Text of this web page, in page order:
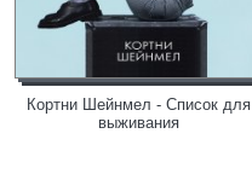
Кортни Шейнмел - Список для
выживания